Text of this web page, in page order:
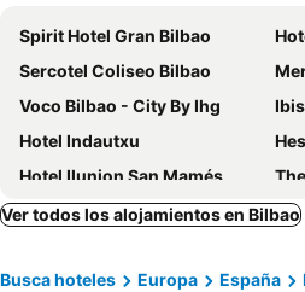
Spirit Hotel Gran Bilbao
Sercotel Coliseo Bilbao
Voco Bilbao - City By Ihg
Hotel Indautxu
Hotel Ilunion San Mamés
Hotel Bilbi
NH
Micampus Bilbao
Ver todos los alojamientos en Bilbao
Busca hoteles Europa España